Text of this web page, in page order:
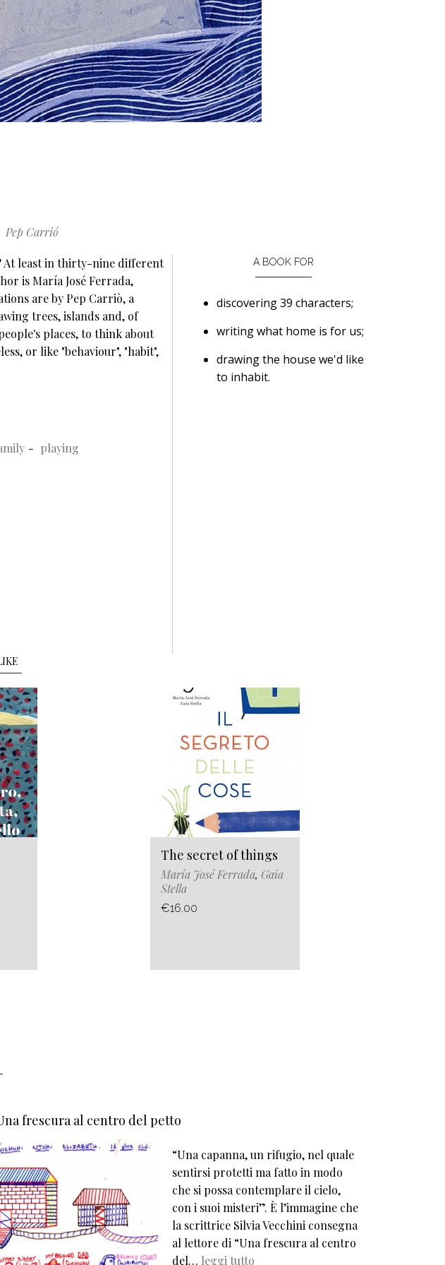
Pep Carrió
At least in thirty-nine different
is María José Ferrada,
are by Pep Carriò, a
trees, islands and, of
places, to think about
or like "behaviour", "habit",
playing
A BOOK FOR
discovering 39 characters;
writing what home is for us;
drawing the house we'd like
to inhabit.
The secret of things
María José Ferrada, Gaia
Stella
€16.00
frescura al centro del petto
“Una capanna, un rifugio, nel quale
sentirsi protetti ma fatto in modo
che si possa contemplare il cielo,
con i suoi misteri”. È l’immagine che
la scrittrice Silvia Vecchini consegna
al lettore di “Una frescura al centro
del… leggi tutto